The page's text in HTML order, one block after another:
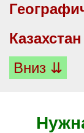
Вниз ⇊